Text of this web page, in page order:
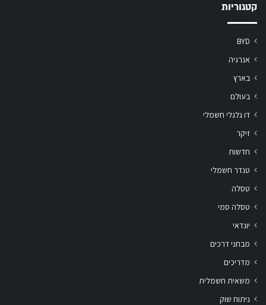
קטגוריות
BYD
אנרגיה
בארץ
בעולם
דו גלגלי חשמלי
זיקר
חדשות
טנדר חשמלי
טסלה
טסלה סמי
יונדאי
מבחני דרכים
מדריכים
משאית חשמלית
ניתוח שוק